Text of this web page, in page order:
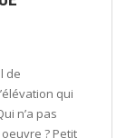
de
qui
n’a pas
? Petit